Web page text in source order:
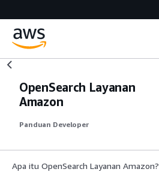
OpenSearch Layanan
Amazon
Panduan Developer
Apa itu OpenSearch Layanan Amazon?